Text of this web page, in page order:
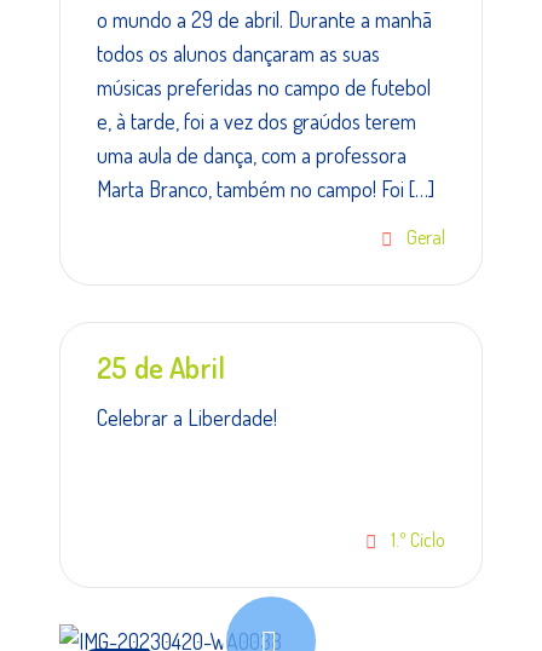
o mundo a 29 de abril. Durante a manhã
todos os alunos dançaram as suas
músicas preferidas no campo de futebol
e, à tarde, foi a vez dos graúdos terem
uma aula de dança, com a professora
Marta Branco, também no campo! Foi […]
Geral
25 de Abril
Celebrar a Liberdade!
1.º Ciclo